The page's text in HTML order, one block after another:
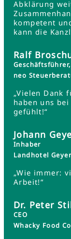
Abklärung
kompetent
kann die
Ralf
neo
„Vielen Dank
haben uns
gefühlt!“
Johann
Inhaber
Landhotel
„Wie immer:
Arbeit!“
Dr. Peter
CEO
Whacky Food